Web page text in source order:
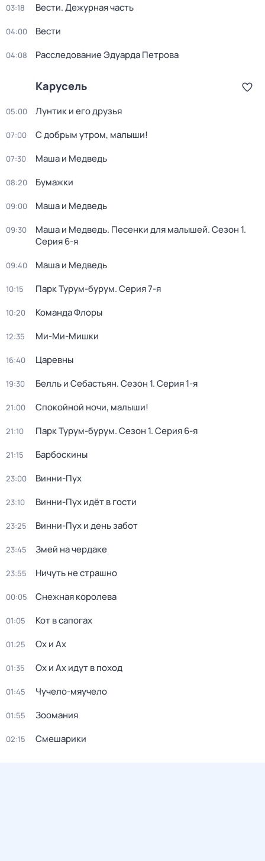
03:18 Вести. Дежурная часть
04:00 Вести
04:08 Расследование Эдуарда Петрова
Карусель
05:00 Лунтик и его друзья
07:00 С добрым утром, малыши!
07:30 Маша и Медведь
08:20 Бумажки
09:00 Маша и Медведь
09:30 Маша и Медведь. Песенки для малышей. Сезон 1.
Серия 6-я
09:40 Маша и Медведь
10:15 Парк Турум-бурум. Серия 7-я
10:20 Команда Флоры
12:35 Ми-Ми-Мишки
16:40 Царевны
19:30 Белль и Себастьян. Сезон 1. Серия 1-я
21:00 Спокойной ночи, малыши!
21:10 Парк Турум-бурум. Сезон 1. Серия 6-я
21:15 Барбоскины
23:00 Винни-Пух
23:10 Винни-Пух идёт в гости
23:25 Винни-Пух и день забот
23:45 Змей на чердаке
23:55 Ничуть не страшно
00:05 Снежная королева
01:05 Кот в сапогах
01:25 Ох и Ах
01:35 Ох и Ах идут в поход
01:45 Чучело-мяучело
01:55 Зоомания
02:15 Смешарики